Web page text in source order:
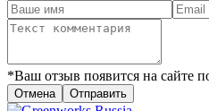
*Ваш отзыв появится на сайте
Отмена Отправить